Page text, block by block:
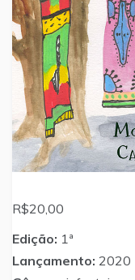
R$20,00
Edição: 1ª
Lançamento: 2020